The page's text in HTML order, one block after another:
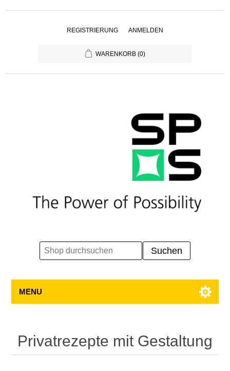
REGISTRIERUNG ANMELDEN
WARENKORB (0)
MENU
Privatrezepte mit Gestaltung